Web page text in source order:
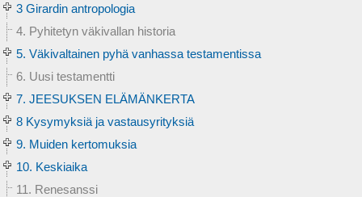
3 Girardin antropologia
4. Pyhitetyn väkivallan historia
5. Väkivaltainen pyhä vanhassa testamentissa
6. Uusi testamentti
7. JEESUKSEN ELÄMÄNKERTA
8 Kysymyksiä ja vastausyrityksiä
9. Muiden kertomuksia
10. Keskiaika
11. Renesanssi